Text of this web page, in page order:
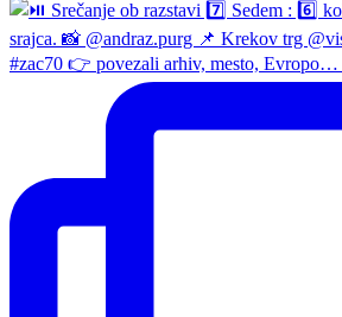
#zac70 👉 povezali arhiv, mesto, Evropo…